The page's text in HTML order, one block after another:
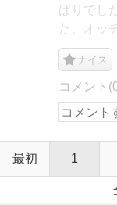
ぱりでし
た、オッ
ナイス
コメント
最初 1